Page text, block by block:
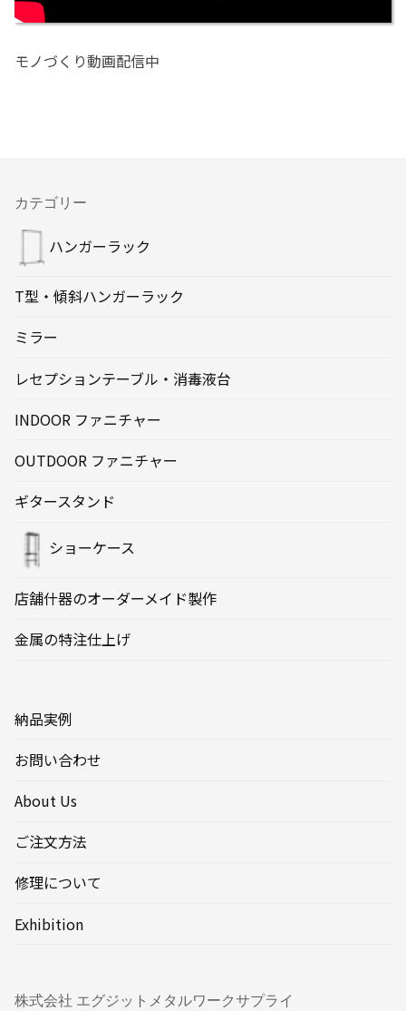
モノづくり動画配信中
カテゴリー
ハンガーラック
T型・傾斜ハンガーラック
ミラー
レセプションテーブル・消毒液台
INDOOR ファニチャー
OUTDOOR ファニチャー
ギタースタンド
ショーケース
店舗什器のオーダーメイド製作
金属の特注仕上げ
納品実例
お問い合わせ
About Us
ご注文方法
修理について
Exhibition
株式会社 エグジットメタルワークサプライ